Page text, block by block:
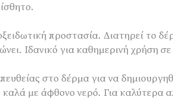
προστασία. Διατηρεί το
Ιδανικό για καθημερινή χρήση
στο δέρμα για να
με άφθονο νερό. Για καλύτερα